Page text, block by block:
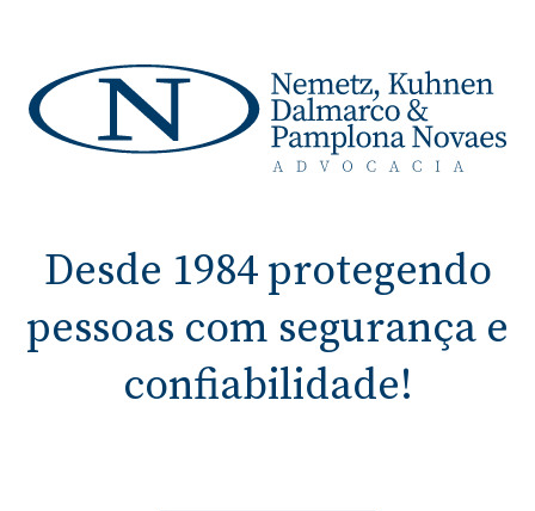
Desde 1984 protegendo
pessoas com segurança e
confiabilidade!